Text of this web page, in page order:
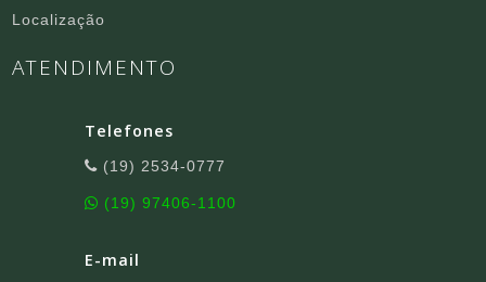
Localização
ATENDIMENTO
Telefones
(19) 2534-0777
(19) 97406-1100
E-mail